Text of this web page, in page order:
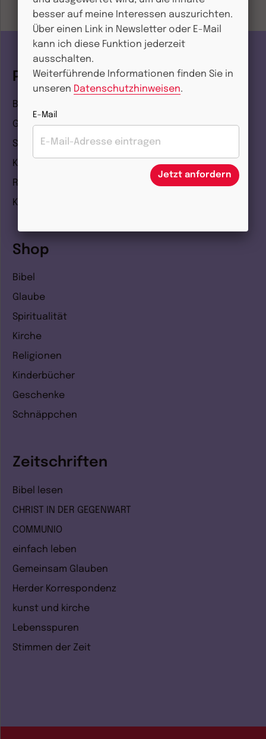
Portal
Bibel
Glaube
Spiritualität
Kirche
Religionen
Kinder
Shop
Bibel
Glaube
Spiritualität
Kirche
Religionen
Kinderbücher
Geschenke
Schnäppchen
Zeitschriften
Bibel lesen
CHRIST IN DER GEGENWART
COMMUNIO
einfach leben
Gemeinsam Glauben
Herder Korrespondenz
kunst und kirche
Lebensspuren
Stimmen der Zeit
besser auf meine Interessen auszurichten.
Über einen Link in Newsletter oder E-Mail
kann ich diese Funktion jederzeit
ausschalten.
Weiterführende Informationen finden Sie in
unseren Datenschutzhinweisen.
E-Mail
Jetzt anfordern